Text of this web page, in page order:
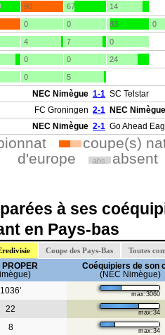
90 67 14
0 0 83 0
4 7 0
0 0 24
0 5
NEC Nimègue 1-1 SC Telstar
FC Groningen 2-1 NEC Nimègue
NEC Nimègue 2-1 Go Ahead
coupe(s)
d'europe
abs. absent
à ses
en Pays-bas
Coupe des Pays-Bas Toutes
PROPER
Coéquipiers de son
(NEC Nimègue)
1036' max:3060
22 max:34
8 max:34